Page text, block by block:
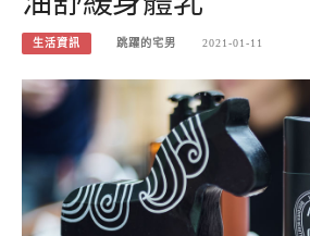
生活資訊 跳躍的宅男 2021-01-11